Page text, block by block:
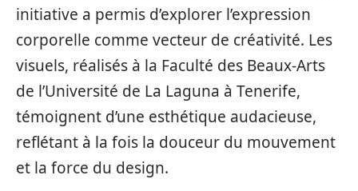
initiative a permis d’explorer l’expression
corporelle comme vecteur de créativité. Les
visuels, réalisés à la Faculté des Beaux-Arts
de l’Université de La Laguna à Tenerife,
témoignent d’une esthétique audacieuse,
reflétant à la fois la douceur du mouvement
et la force du design.